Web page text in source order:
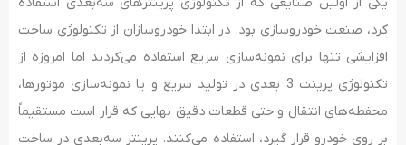
یکی از اولین صنایعی که از تکنولوژی پرینترهای سه‌بعدی استفاده
کرد، صنعت خودروسازی بود. در ابتدا خودروسازان از تکنولوژی ساخت
افزایشی تنها برای نمونه‌سازی سریع استفاده می‌کردند اما امروزه از
تکنولوژی پرینت 3 بعدی در تولید سریع و یا نمونه‌سازی موتورها،
محفظه‌های انتقال و حتی قطعات دقیق نهایی که قرار است مستقیماً
بر روی خودرو قرار گیرد، استفاده می‌کنند. پرینتر سه‌بعدی در ساخت